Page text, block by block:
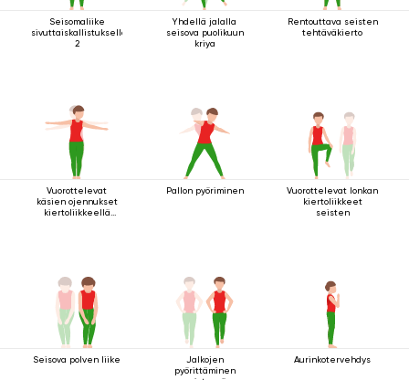
Seisomaliike
sivuttaiskallistuksella
2
Yhdellä jalalla
seisova puolikuun
kriya
Rentouttava seisten
tehtäväkierto
Vuorottelevat
käsien ojennukset
kiertoliikkeellä
Pallon pyöriminen
Vuorottelevat lonkan
kiertoliikkeet
seisten
Seisova polven liike
Jalkojen
pyörittäminen
Aurinkotervehdys